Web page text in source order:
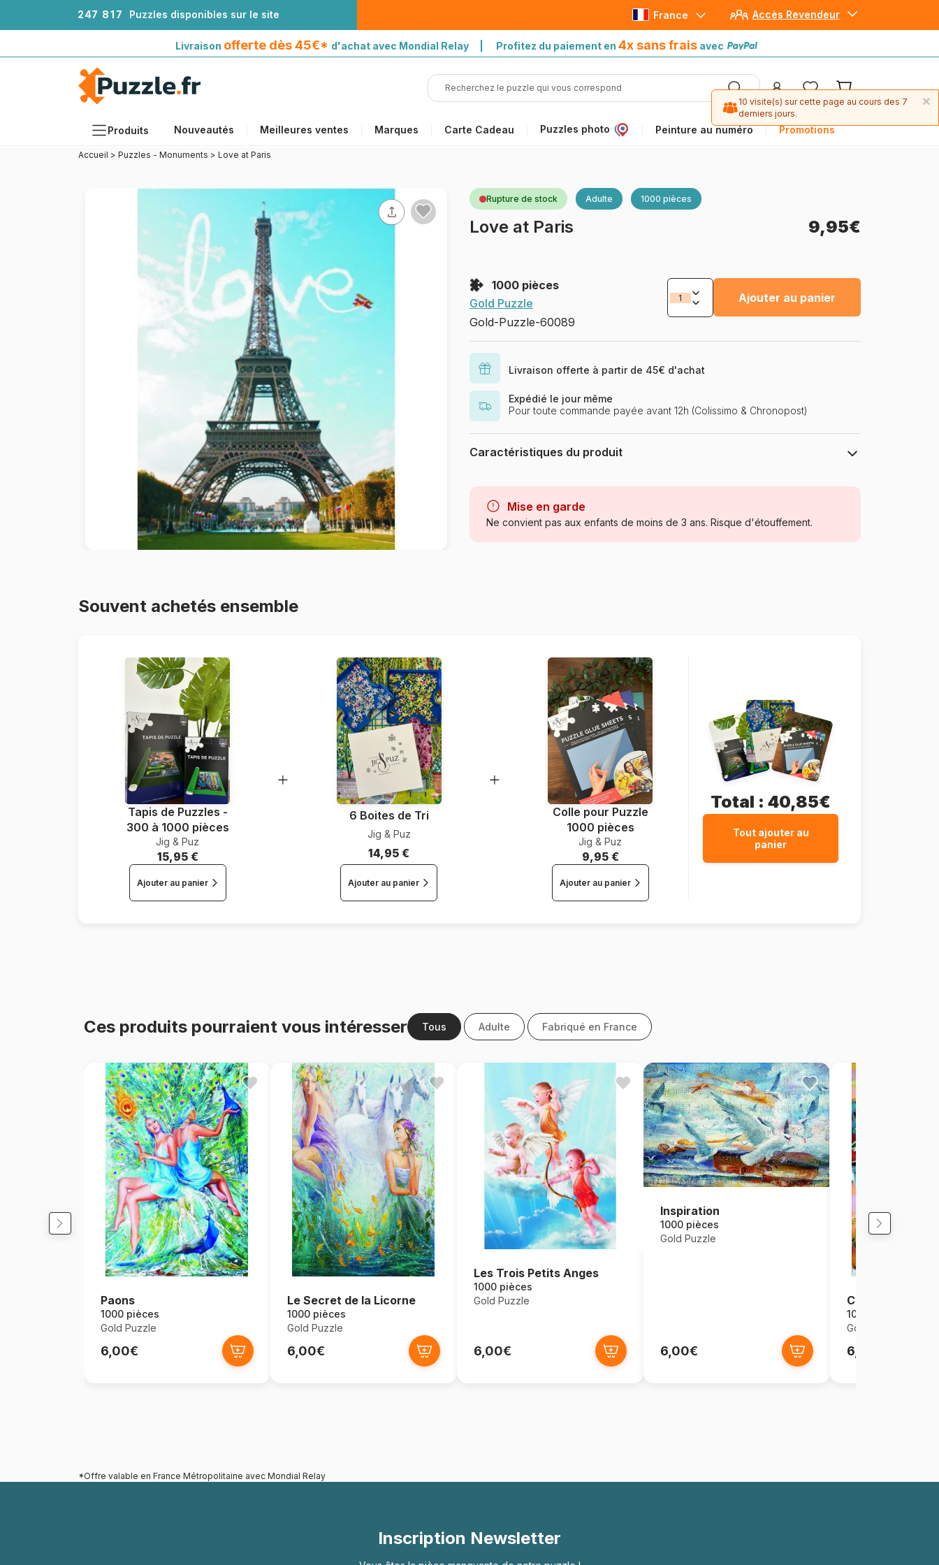
247 81 7 Puzzles disponibles sur le site Accès Revendeur
France
Livraison offerte dès 45€* d'achat avec Mondial Relay | Profitez du paiement en 4x sans frais avec
Produits Nouveautés Meilleures ventes Marques Carte Cadeau Puzzles photo Peinture au numéro Promotions
Peinture au numéro
avec Mondial Relay
avec Paypal
Accueil > Puzzles - Monuments > Love at Paris
Rupture de stock Adulte 1000 pièces
Love at Paris 9,95€
1000 pièces
Gold Puzzle
Gold-Puzzle-60089
Ajouter au panier
Livraison offerte à partir de 45€ d'achat
Expédié le jour même
Pour toute commande payée avant 12h (Colissimo & Chronopost)
Caractéristiques du produit
Catégorie
Age
Puzzle pour Adultes (500 à 48.000
Mise en garde
Ne convient pas aux enfants de moins de 3 ans. Risque d'étouffement.
Souvent achetés ensemble
Tapis de Puzzles -
300 à 1000 pièces
Jig & Puz
15,95 €
Ajouter au panier
6 Boites de Tri
Jig & Puz
14,95 €
Ajouter au panier
Colle pour Puzzle
1000 pièces
Jig & Puz
9,95 €
Ajouter au panier
Total : 40,85€
Tout ajouter au
panier
Ces produits pourraient vous intéresser Tous Adulte Fabriqué en France
Paons
1000 pièces
Gold Puzzle
6,00€
Le Secret de la Licorne
1000 pièces
Gold Puzzle
6,00€
Les Trois Petits Anges
1000 pièces
Gold Puzzle
6,00€
Inspiration
1000 pièces
Gold Puzzle
6,00€
Cabaret
1000 pièces
Gold Puzzle
6,00€
*Offre valable en France Métropolitaine avec Mondial Relay
Inscription Newsletter